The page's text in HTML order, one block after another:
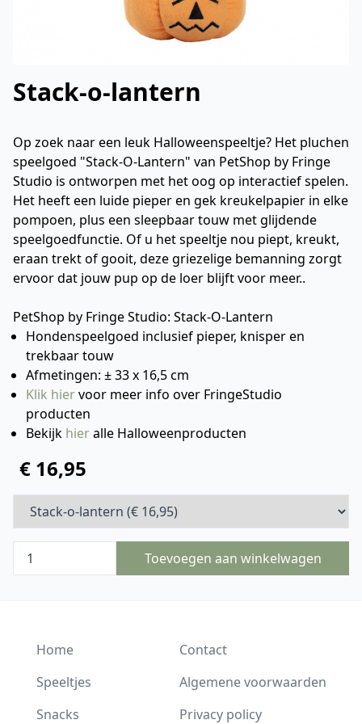
Stack-o-lantern
Op zoek naar een leuk Halloweenspeeltje? Het pluchen
speelgoed "Stack-O-Lantern" van PetShop by Fringe
Studio is ontworpen met het oog op interactief spelen.
Het heeft een luide pieper en gek kreukelpapier in elke
pompoen, plus een sleepbaar touw met glijdende
speelgoedfunctie. Of u het speeltje nou piept, kreukt,
eraan trekt of gooit, deze griezelige bemanning zorgt
ervoor dat jouw pup op de loer blijft voor meer..
PetShop by Fringe Studio: Stack-O-Lantern
Hondenspeelgoed inclusief pieper, knisper en
trekbaar touw
Afmetingen: ± 33 x 16,5 cm
Klik hiervoor meer info over FringeStudio
producten
Bekijk hieralle Halloweenproducten
€ 16,95
Toevoegen aan winkelwagen
Home
Speeltjes
Snacks
Contact
Algemene voorwaarden
Privacy policy